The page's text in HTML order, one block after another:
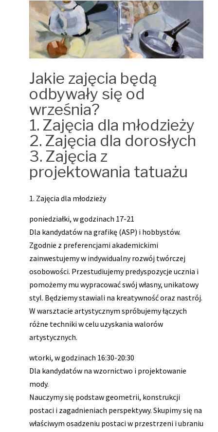
Jakie zajęcia będą
odbywały się od
września?
1. Zajęcia dla młodzieży
2. Zajęcia dla dorosłych
3. Zajęcia z
projektowania tatuażu
1. Zajęcia dla młodzieży
poniedziałki, w godzinach 17-21
Dla kandydatów na grafikę (ASP) i hobbystów.
Zgodnie z preferencjami akademickimi
zainwestujemy w indywidualny rozwój twórczej
osobowości. Przestudiujemy predyspozycje ucznia i
pomożemy mu wypracować swój własny, unikatowy
styl. Będziemy stawiali na kreatywność oraz nastrój.
W warsztacie artystycznym spróbujemy łączych
różne techniki w celu uzyskania walorów
artystycznych.
wtorki, w godzinach 16:30-20:30
Dla kandydatów na wzornictwo i projektowanie
mody.
Nauczymy się podstaw geometrii, konstrukcji
postaci i zagadnieniach perspektywy. Skupimy się na
właściwym osadzeniu postaci w przestrzeni i ubraniu